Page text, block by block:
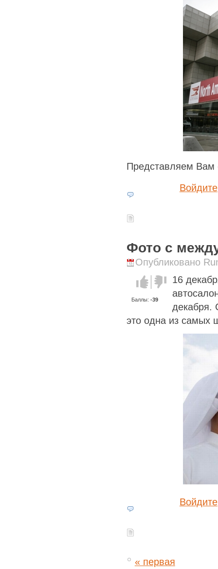
Представляем Вам
Войдите
Фото с
Опубликовано
Голос за!Голос
против!
Баллы: -39
16
декабря.
это одна из самых
Войдите
« первая